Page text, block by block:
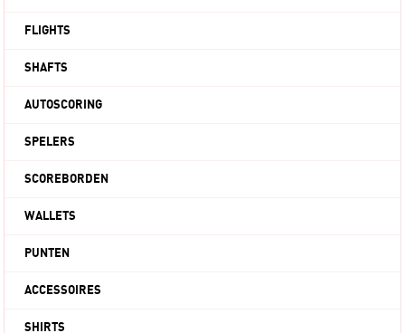
FLIGHTS
SHAFTS
AUTOSCORING
SPELERS
SCOREBORDEN
WALLETS
PUNTEN
ACCESSOIRES
SHIRTS